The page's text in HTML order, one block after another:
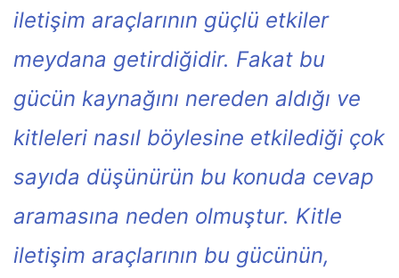
iletişim araçlarının güçlü etkiler
meydana getirdiğidir. Fakat bu
gücün kaynağını nereden aldığı ve
kitleleri nasıl böylesine etkilediği çok
sayıda düşünürün bu konuda cevap
aramasına neden olmuştur. Kitle
iletişim araçlarının bu gücünün,